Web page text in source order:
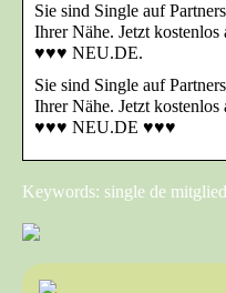
Sie sind Single auf
Ihrer Nähe. Jetzt
♥♥♥ NEU.DE.
Sie sind Single auf
Ihrer Nähe. Jetzt
♥♥♥ NEU.DE ♥♥♥
Keywords: single de